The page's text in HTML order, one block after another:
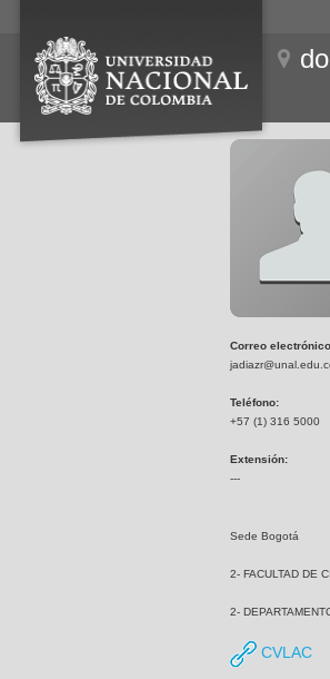
Correo
Teléfono:
+57 (1) 316 5000
Extensión:
---
Sede Bogotá
2- FACULTAD DE
2-
CVLAC